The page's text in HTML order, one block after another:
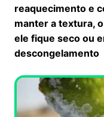
reaquecimento e
manter a textura,
ele fique seco ou
descongelamento